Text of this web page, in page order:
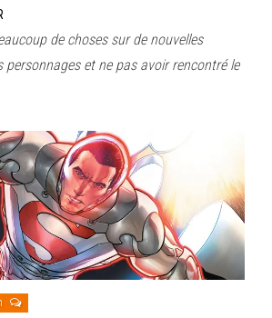
de choses sur de nouvelles
personnages et ne pas avoir rencontré le